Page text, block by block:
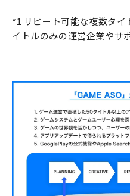
*1 リピート可能な複数タイ
イトルのみの運営企業やサ